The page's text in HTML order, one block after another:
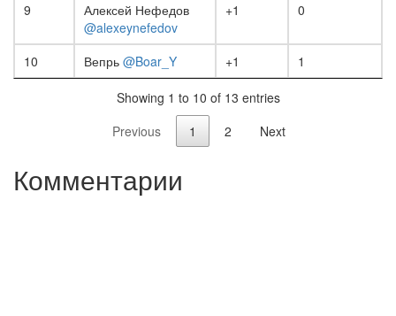
9
Алексей Нефедов
@alexeynefedov
+1 0
10 Вепрь @Boar_Y +1 1
Showing 1 to 10 of 13 entries
Previous
1 2 Next
Комментарии